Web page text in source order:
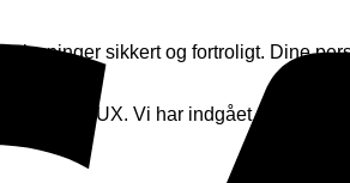
sikkert og fortroligt. Dine
DELUX. Vi har indgået